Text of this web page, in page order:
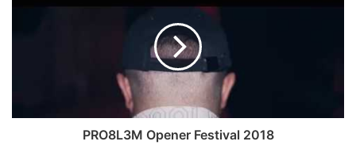
PRO8L3M Opener Festival 2018